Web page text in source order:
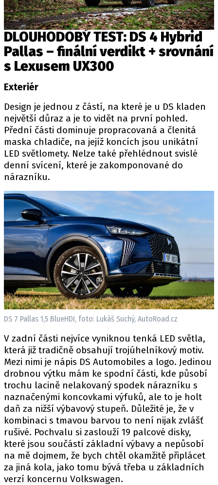
DLOUHODOBÝ TEST: DS 4 Hybrid
Pallas – finální verdikt + srovnání
s Lexusem UX300
Exteriér
Design je jednou z částí, na které je u DS kladen
největší důraz a je to vidět na první pohled.
Přední části dominuje propracovaná a členitá
maska chladiče, na jejíž koncích jsou unikátní
LED světlomety. Nelze také přehlédnout svislé
denní svícení, které je zakomponované do
nárazníku.
DS 7 Pallas 1,5 BlueHDI, foto: Lukáš Suchý, AutoRoad.cz
V zadní části nejvíce vyniknou tenká LED světla,
která již tradičně obsahují trojúhelníkový motiv.
Mezi nimi je nápis DS Automobiles a logo. Jedinou
drobnou výtku mám ke spodní části, kde působí
trochu lacině nelakovaný spodek nárazníku s
naznačenými koncovkami výfuků, ale to je holt
daň za nižší výbavový stupeň. Důležité je, že v
kombinaci s tmavou barvou to není nijak zvlášť
rušivé. Pochvalu si zaslouží 19 palcové disky,
které jsou součástí základní výbavy a nepůsobí
na mě dojmem, že bych chtěl okamžitě připlácet
za jiná kola, jako tomu bývá třeba u základních
verzí koncernu Volkswagen.